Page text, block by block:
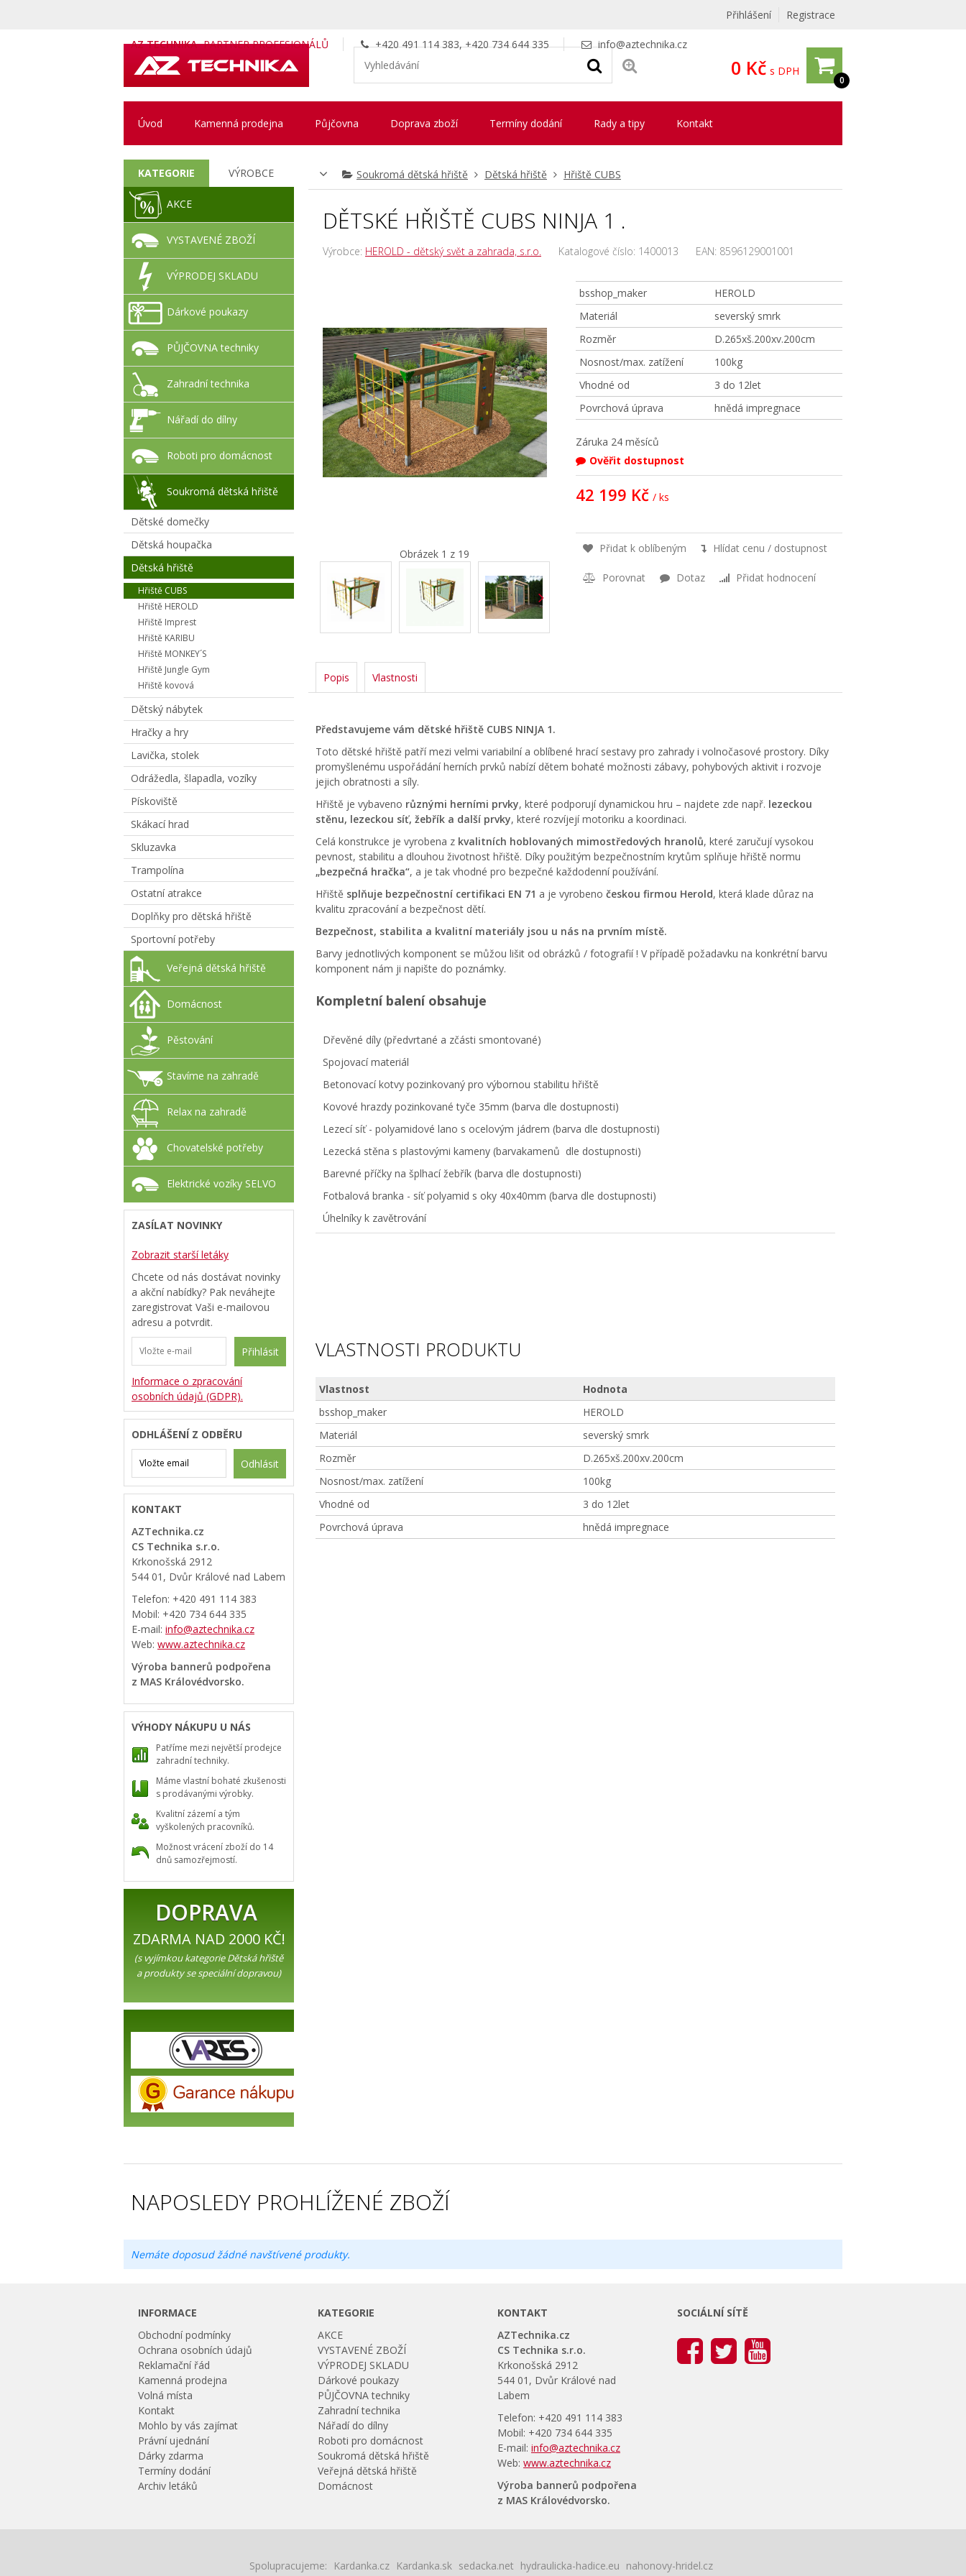
Přihlášení Registrace
AZ TECHNIKA PARTNER PROFESIONÁLŮ +420 491 114 383, +420 734 644 335 info@aztechnika.cz
0
0 Kč s DPH
Úvod Kamenná prodejna Půjčovna Doprava zboží Termíny dodání Rady a tipy Kontakt
Soukromá dětská hřiště Dětská hřiště Hřiště CUBS
DĚTSKÉ HŘIŠTĚ CUBS NINJA 1 .
Výrobce: HEROLD - dětský svět a zahrada, s.r.o. Katalogové číslo: 1400013 EAN: 8596129001001
Obrázek 1 z 19
bsshop_maker
HEROLD
Materiál
severský smrk
Rozměr
D.265xš.200xv.200cm
Nosnost/max. zatížení
100kg
Vhodné od
3 do 12let
Povrchová úprava
hnědá impregnace
Záruka 24 měsíců
Ověřit dostupnost
42 199 Kč / ks
Přidat k oblíbeným Hlídat cenu / dostupnost
Porovnat Dotaz Přidat hodnocení
Popis Vlastnosti
Představujeme vám dětské hřiště CUBS NINJA 1.
Toto dětské hřiště patří mezi velmi variabilní a oblíbené hrací sestavy pro zahrady i volnočasové prostory. Díky
promyšlenému uspořádání herních prvků nabízí dětem bohaté možnosti zábavy, pohybových aktivit i rozvoje
jejich obratnosti a síly.
Hřiště je vybaveno různými herními prvky, které podporují dynamickou hru – najdete zde např. lezeckou
stěnu, lezeckou síť, žebřík a další prvky, které rozvíjejí motoriku a koordinaci.
Celá konstrukce je vyrobena z kvalitních hoblovaných mimostředových hranolů, které zaručují vysokou
pevnost, stabilitu a dlouhou životnost hřiště. Díky použitým bezpečnostním krytům splňuje hřiště normu
„bezpečná hračka“, a je tak vhodné pro bezpečné každodenní používání.
Hřiště splňuje bezpečnostní certifikaci EN 71 a je vyrobeno českou firmou Herold, která klade důraz na
kvalitu zpracování a bezpečnost dětí.
Bezpečnost, stabilita a kvalitní materiály jsou u nás na prvním místě.
Barvy jednotlivých komponent se můžou lišit od obrázků / fotografií ! V případě požadavku na konkrétní barvu
komponent nám ji napište do poznámky.
Kompletní balení obsahuje
Dřevěné díly (předvrtané a zčásti smontované)
Spojovací materiál
Betonovací kotvy pozinkovaný pro výbornou stabilitu hřiště
Kovové hrazdy pozinkované tyče 35mm (barva dle dostupnosti)
Lezecí síť - polyamidové lano s ocelovým jádrem (barva dle dostupnosti)
Lezecká stěna s plastovými kameny (barvakamenů dle dostupnosti)
Barevné příčky na šplhací žebřík (barva dle dostupnosti)
Fotbalová branka - síť polyamid s oky 40x40mm (barva dle dostupnosti)
Úhelníky k zavětrování
VLASTNOSTI PRODUKTU
Vlastnost
Hodnota
bsshop_maker
HEROLD
Materiál
severský smrk
Rozměr
D.265xš.200xv.200cm
Nosnost/max. zatížení
100kg
Vhodné od
3 do 12let
Povrchová úprava
hnědá impregnace
KATEGORIE VÝROBCE
AKCE
VYSTAVENÉ ZBOŽÍ
VÝPRODEJ SKLADU
Dárkové poukazy
PŮJČOVNA techniky
Zahradní technika
Nářadí do dílny
Roboti pro domácnost
Soukromá dětská hřiště
Dětské domečky
Dětská houpačka
Dětská hřiště
Hřiště CUBS
Hřiště HEROLD
Hřiště Imprest
Hřiště KARIBU
Hřiště MONKEY´S
Hřiště Jungle Gym
Hřiště kovová
Dětský nábytek
Hračky a hry
Lavička, stolek
Odrážedla, šlapadla, vozíky
Pískoviště
Skákací hrad
Skluzavka
Trampolína
Ostatní atrakce
Doplňky pro dětská hřiště
Sportovní potřeby
Veřejná dětská hřiště
Domácnost
Pěstování
Stavíme na zahradě
Relax na zahradě
Chovatelské potřeby
Elektrické vozíky SELVO
ZASÍLAT NOVINKY
Zobrazit starší letáky
Chcete od nás dostávat novinky
a akční nabídky? Pak neváhejte
zaregistrovat Vaši e-mailovou
adresu a potvrdit.
Přihlásit
Informace o zpracování
osobních údajů (GDPR).
ODHLÁŠENÍ Z ODBĚRU
Odhlásit
KONTAKT
AZTechnika.cz
CS Technika s.r.o.
Krkonošská 2912
544 01, Dvůr Králové nad Labem
Telefon: +420 491 114 383
Mobil: +420 734 644 335
E-mail: info@aztechnika.cz
Web: www.aztechnika.cz
Výroba bannerů podpořena
z MAS Královédvorsko.
VÝHODY NÁKUPU U NÁS
Patříme mezi největší prodejce
zahradní techniky.
Máme vlastní bohaté zkušenosti
s prodávanými výrobky.
Kvalitní zázemí a tým
vyškolených pracovníků.
Možnost vrácení zboží do 14
dnů samozřejmostí.
DOPRAVA
ZDARMA NAD 2000 KČ!
(s vyjímkou kategorie Dětská hřiště
a produkty se speciální dopravou)
NAPOSLEDY PROHLÍŽENÉ ZBOŽÍ
Nemáte doposud žádné navštívené produkty.
INFORMACE
Obchodní podmínky
Ochrana osobních údajů
Reklamační řád
Kamenná prodejna
Volná místa
Kontakt
Mohlo by vás zajímat
Právní ujednání
Dárky zdarma
Termíny dodání
Archiv letáků
KATEGORIE
AKCE
VYSTAVENÉ ZBOŽÍ
VÝPRODEJ SKLADU
Dárkové poukazy
PŮJČOVNA techniky
Zahradní technika
Nářadí do dílny
Roboti pro domácnost
Soukromá dětská hřiště
Veřejná dětská hřiště
Domácnost
KONTAKT
AZTechnika.cz
CS Technika s.r.o.
Krkonošská 2912
544 01, Dvůr Králové nad
Labem
Telefon: +420 491 114 383
Mobil: +420 734 644 335
E-mail: info@aztechnika.cz
Web: www.aztechnika.cz
Výroba bannerů podpořena
z MAS Královédvorsko.
SOCIÁLNÍ SÍTĚ
Spolupracujeme: Kardanka.cz Kardanka.sk sedacka.net hydraulicka-hadice.eu nahonovy-hridel.cz